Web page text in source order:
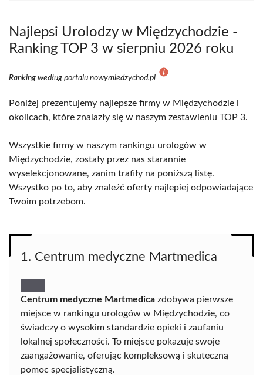
Najlepsi Urolodzy w Międzychodzie -
Ranking TOP 3 w sierpniu 2026 roku
Ranking według portalu nowymiedzychod.pl
Poniżej prezentujemy najlepsze firmy w Międzychodzie i
okolicach, które znalazły się w naszym zestawieniu TOP 3.
Wszystkie firmy w naszym rankingu urologów w
Międzychodzie, zostały przez nas starannie
wyselekcjonowane, zanim trafiły na poniższą listę.
Wszystko po to, aby znaleźć oferty najlepiej odpowiadające
Twoim potrzebom.
1. Centrum medyczne Martmedica
Centrum medyczne Martmedica zdobywa pierwsze
miejsce w rankingu urologów w Międzychodzie, co
świadczy o wysokim standardzie opieki i zaufaniu
lokalnej społeczności. To miejsce pokazuje swoje
zaangażowanie, oferując kompleksową i skuteczną
pomoc specjalistyczną.